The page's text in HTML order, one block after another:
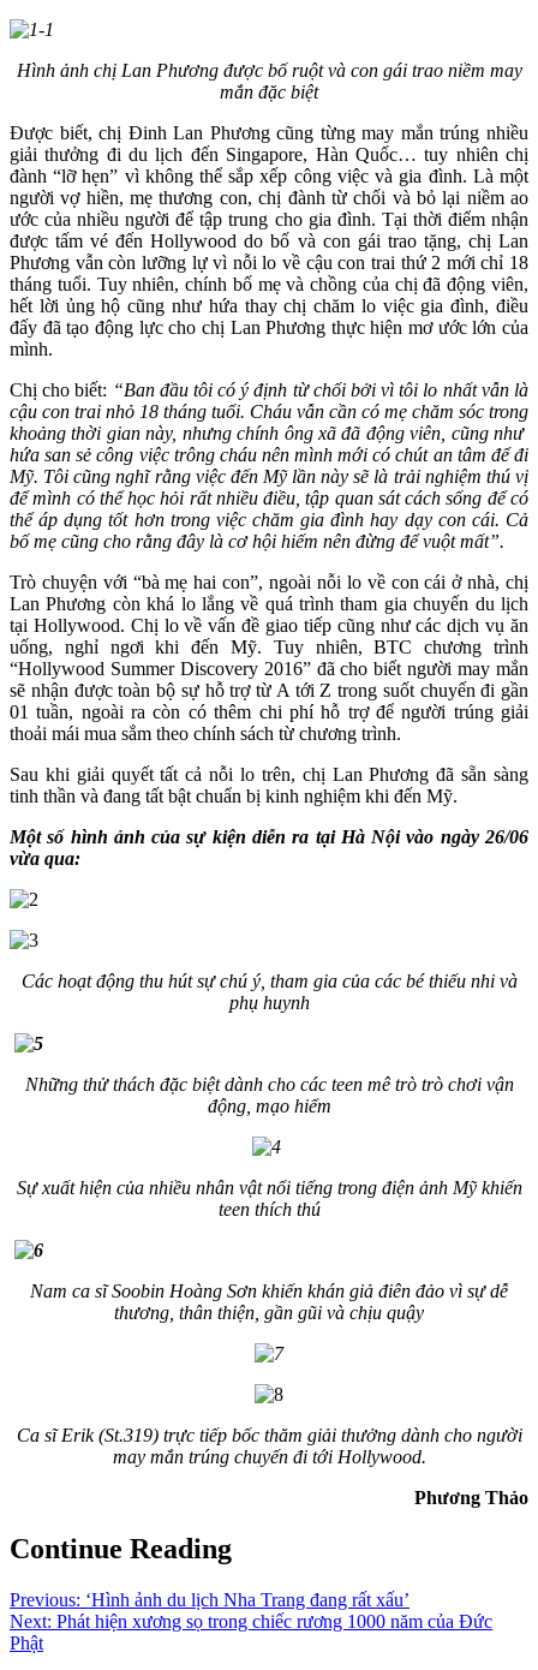
Hình ảnh chị Lan Phương được bố ruột và con gái trao niềm may
mắn đặc biệt
Được biết, chị Đinh Lan Phương cũng từng may mắn trúng nhiều
giải thưởng đi du lịch đến Singapore, Hàn Quốc… tuy nhiên chị
đành “lỡ hẹn” vì không thể sắp xếp công việc và gia đình. Là một
người vợ hiền, mẹ thương con, chị đành từ chối và bỏ lại niềm ao
ước của nhiều người để tập trung cho gia đình. Tại thời điểm nhận
được tấm vé đến Hollywood do bố và con gái trao tặng, chị Lan
Phương vẫn còn lưỡng lự vì nỗi lo về cậu con trai thứ 2 mới chỉ 18
tháng tuổi. Tuy nhiên, chính bố mẹ và chồng của chị đã động viên,
hết lời ủng hộ cũng như hứa thay chị chăm lo việc gia đình, điều
đấy đã tạo động lực cho chị Lan Phương thực hiện mơ ước lớn của
mình.
Chị cho biết: “Ban đầu tôi có ý định từ chối bởi vì tôi lo nhất vẫn là
cậu con trai nhỏ 18 tháng tuổi. Cháu vẫn cần có mẹ chăm sóc trong
khoảng thời gian này, nhưng chính ông xã đã động viên, cũng như
hứa san sẻ công việc trông cháu nên mình mới có chút an tâm để đi
Mỹ. Tôi cũng nghĩ rằng việc đến Mỹ lần này sẽ là trải nghiệm thú vị
để mình có thể học hỏi rất nhiều điều, tập quan sát cách sống để có
thể áp dụng tốt hơn trong việc chăm gia đình hay dạy con cái. Cả
bố mẹ cũng cho rằng đây là cơ hội hiếm nên đừng để vuột mất”.
Trò chuyện với “bà mẹ hai con”, ngoài nỗi lo về con cái ở nhà, chị
Lan Phương còn khá lo lắng về quá trình tham gia chuyến du lịch
tại Hollywood. Chị lo về vấn đề giao tiếp cũng như các dịch vụ ăn
uống, nghỉ ngơi khi đến Mỹ. Tuy nhiên, BTC chương trình
“Hollywood Summer Discovery 2016” đã cho biết người may mắn
sẽ nhận được toàn bộ sự hỗ trợ từ A tới Z trong suốt chuyến đi gần
01 tuần, ngoài ra còn có thêm chi phí hỗ trợ để người trúng giải
thoải mái mua sắm theo chính sách từ chương trình.
Sau khi giải quyết tất cả nỗi lo trên, chị Lan Phương đã sẵn sàng
tinh thần và đang tất bật chuẩn bị kinh nghiệm khi đến Mỹ.
Một số hình ảnh của sự kiện diễn ra tại Hà Nội vào ngày 26/06
vừa qua:
Các hoạt động thu hút sự chú ý, tham gia của các bé thiếu nhi và
phụ huynh
Những thử thách đặc biệt dành cho các teen mê trò trò chơi vận
động, mạo hiểm
Sự xuất hiện của nhiều nhân vật nổi tiếng trong điện ảnh Mỹ khiến
teen thích thú
Nam ca sĩ Soobin Hoàng Sơn khiến khán giả điên đảo vì sự dễ
thương, thân thiện, gần gũi và chịu quậy
Ca sĩ Erik (St.319) trực tiếp bốc thăm giải thưởng dành cho người
may mắn trúng chuyến đi tới Hollywood.
Phương Thảo
Continue Reading
Previous: ‘Hình ảnh du lịch Nha Trang đang rất xấu’
Next: Phát hiện xương sọ trong chiếc rương 1000 năm của Đức
Phật